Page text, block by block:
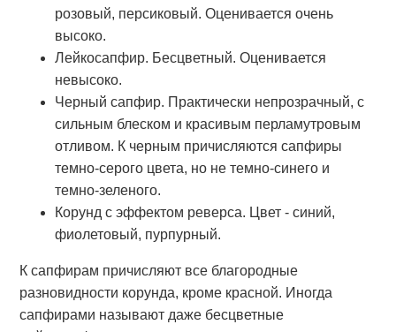
розовый, персиковый. Оценивается очень
высоко.
Лейкосапфир. Бесцветный. Оценивается
невысоко.
Черный сапфир. Практически непрозрачный, с
сильным блеском и красивым перламутровым
отливом. К черным причисляются сапфиры
темно-серого цвета, но не темно-синего и
темно-зеленого.
Корунд с эффектом реверса. Цвет - синий,
фиолетовый, пурпурный.
К сапфирам причисляют все благородные
разновидности корунда, кроме красной. Иногда
сапфирами называют даже бесцветные